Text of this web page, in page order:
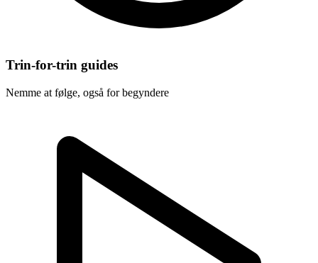
Trin-for-trin guides
Nemme at følge, også for begyndere